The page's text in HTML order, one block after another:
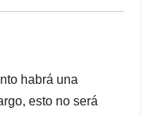
habrá una
esto no será